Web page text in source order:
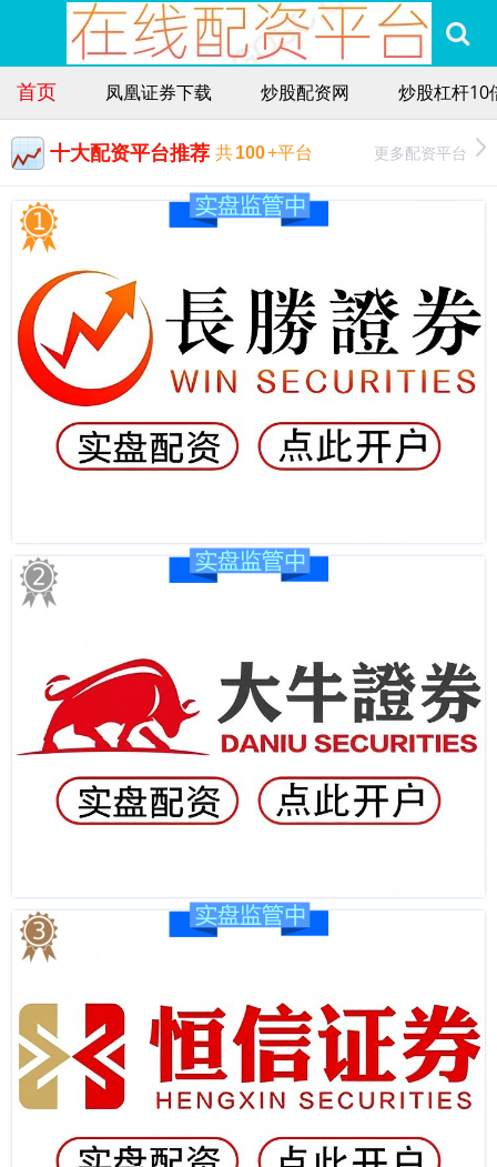
首页 凤凰证券下载 炒股配资网 炒股杠杆10
十大配资平台推荐 共100+平台 更多配资平台